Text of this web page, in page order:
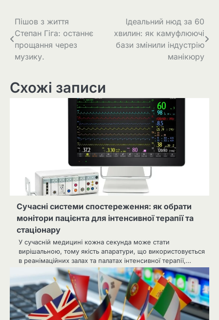
Навігація
записів
Пішов з життя
Степан Гіга: останнє
прощання через
музику.
Ідеальний нюд за 60
хвилин: як камуфлюючі
бази змінили індустрію
манікюру
Схожі записи
Сучасні системи спостереження: як обрати
монітори пацієнта для інтенсивної терапії та
стаціонару
У сучасній медицині кожна секунда може стати
вирішальною, тому якість апаратури, що використовується
в реанімаційних залах та палатах інтенсивної терапії,…